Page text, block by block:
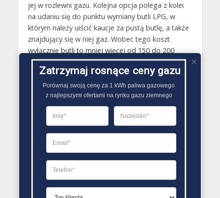
jej w rozlewni gazu. Kolejna opcja polega z kolei
na udaniu się do punktu wymiany butli LPG, w
którym należy uiścić kaucje za pustą butlę, a także
znajdujący się w niej gaz. Wobec tego koszt
wyłącznie butli to mniej więcej od 150 do 200
złotych..
PORÓWNYWARKA OFERT GAZU
Zatrzymaj rosnące ceny gazu
Porównaj swoją cenę za 1 kWh paliwa gazowego
z najlepszymi ofertami na rynku gazu ziemnego